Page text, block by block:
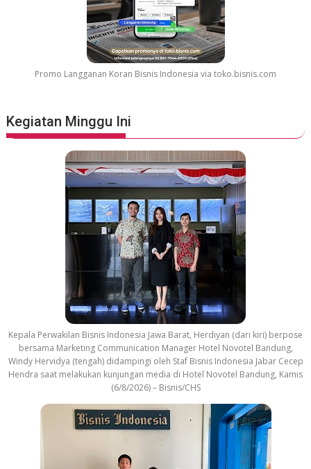
Promo Langganan Koran Bisnis Indonesia via toko.bisnis.com
Kegiatan Minggu Ini
Kepala Perwakilan Bisnis Indonesia Jawa Barat, Herdiyan (dari kiri) berpose
bersama Marketing Communication Manager Hotel Novotel Bandung,
Windy Hervidya (tengah) didampingi oleh Staf Bisnis Indonesia Jabar Cecep
Hendra saat melakukan kunjungan media di Hotel Novotel Bandung, Kamis
(6/8/2026) – Bisnis/CHS